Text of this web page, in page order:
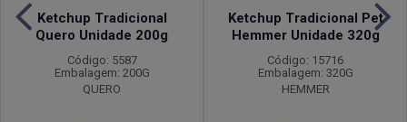
Ketchup Tradicional
Quero Unidade 200g
Código: 5587
Embalagem: 200G
QUERO
Ketchup Tradicional Pet
Hemmer Unidade 320g
Código: 15716
Embalagem: 320G
HEMMER